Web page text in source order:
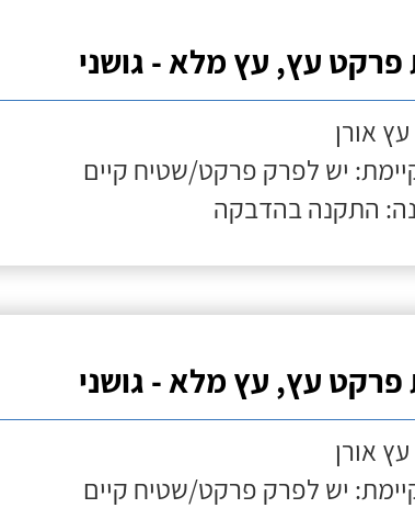
עץ, עץ מלא - גושני
אורן
יש לפרק פרקט/שטיח קיים
התקנה בהדבקה
עץ, עץ מלא - גושני
אורן
יש לפרק פרקט/שטיח קיים